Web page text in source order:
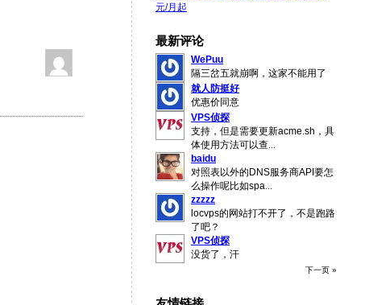
元/月起
最新评论
WePuu
隔三岔五就崩啊，这家不能用了
就人防挺好
优惠价同意
VPS侦探
支持，但是需要更新acme.sh，具
体使用方法可以查
baidu
对照表以外的DNS服务商API要怎
么操作呢比如spa
zzzzz
locvps的网站打不开了，不是跑路
了吧？
VPS侦探
没货了，汗
下一页 »